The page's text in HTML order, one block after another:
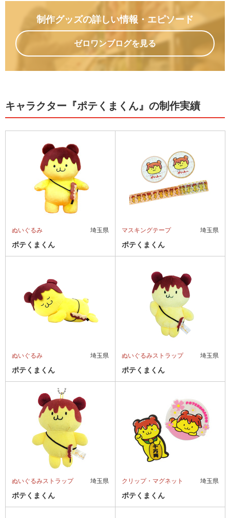
制作グッズの詳しい情報 ・エピソード
ゼロワンブログを見る
キャラクター『ポテくまくん』の制作実績
ぬいぐるみ 埼玉県
ポテくまくん
マスキングテープ 埼玉県
ポテくまくん
ぬいぐるみ 埼玉県
ポテくまくん
ぬいぐるみストラップ 埼玉県
ポテくまくん
ぬいぐるみストラップ 埼玉県
ポテくまくん
クリップ・マグネット 埼玉県
ポテくまくん